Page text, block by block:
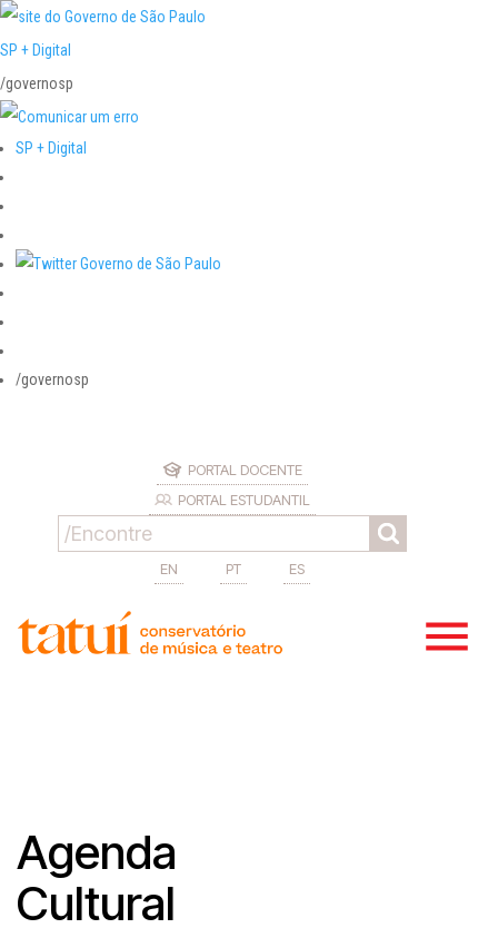
SP + Digital
/governosp
SP + Digital
/governosp
PORTAL DOCENTE
PORTAL ESTUDANTIL
EN PT ES
Agenda
Cultural